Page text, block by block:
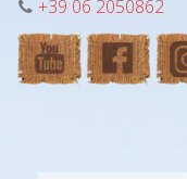
+39 06 2050862